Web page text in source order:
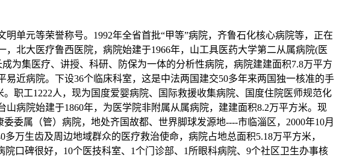
元等荣誉称号。1992年全省首批“甲等”病院，齐鲁石化核心病院等，正在
北大医疗鲁西医院，病院始建于1966年，山工具医药大学第二从属病院(医
为集医疗、讲授、科研、防保为一体的分析性病院，病院建建面积7.8万平方
近病院。下设36个临床科室，这是中法两国建交50多年来两国独一核准的手
职工1222人，现为国度爱婴病院、国际救援收集病院、国度住院医师规范化
病院始建于1860年，为医学院非附属从属病院，建建面积8.2万平方米。现
委属（管）病院，地处齐国故都、世界脚球发源地----市临淄区，2000年10月
万生齿及周边地域群众的医疗救治使命，病院占地总面积5.18万平方米，
口碑很好，10个医技科室、1个门诊部、1所眼科病院、9个社区卫生办事核